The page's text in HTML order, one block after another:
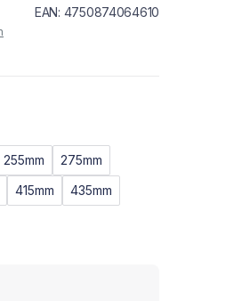
EAN: 4750874064610
255mm
275mm
415mm
435mm